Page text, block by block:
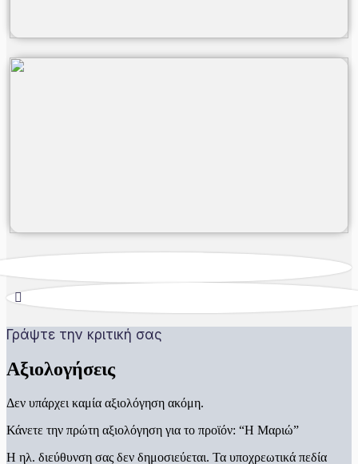
Γράψτε την κριτική σας
Αξιολογήσεις
Δεν υπάρχει καμία αξιολόγηση ακόμη.
Κάνετε την πρώτη αξιολόγηση για το προϊόν: “Η Μαριώ”
Η ηλ. διεύθυνση σας δεν δημοσιεύεται. Τα υποχρεωτικά πεδία